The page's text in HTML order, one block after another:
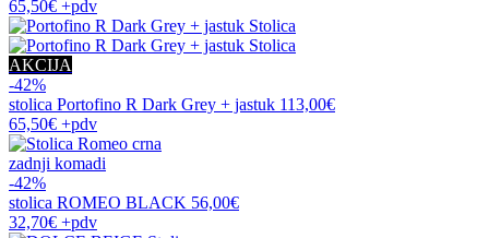
65,50€ +pdv
AKCIJA
-42%
stolica Portofino R Dark Grey + jastuk 113,00€
65,50€ +pdv
zadnji komadi
-42%
stolica ROMEO BLACK 56,00€
32,70€ +pdv